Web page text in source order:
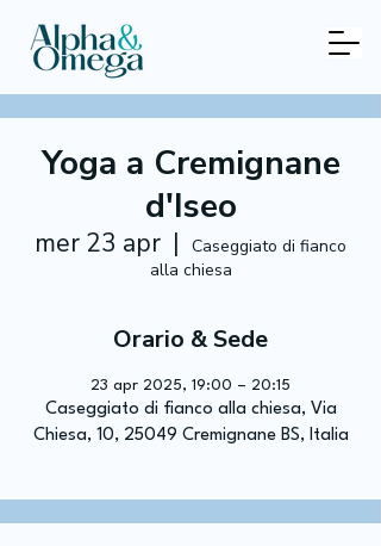
Yoga a Cremignane
d'Iseo
mer 23 apr
  |
Caseggiato di fianco
alla chiesa
Orario & Sede
23 apr 2025, 19:00 – 20:15
Caseggiato di fianco alla chiesa, Via
Chiesa, 10, 25049 Cremignane BS, Italia